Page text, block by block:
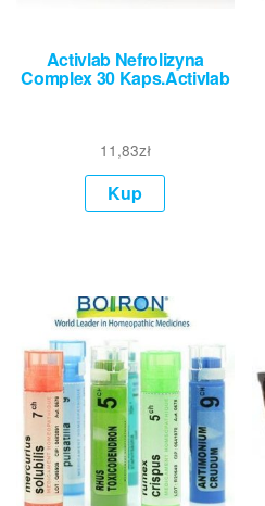
Activlab Nefrolizyna
Complex 30 Kaps.Activlab
11,83zł
Kup